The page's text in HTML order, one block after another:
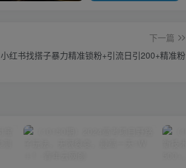
下一篇
小红书找搭子暴力精准锁粉+引流日引200+精准粉